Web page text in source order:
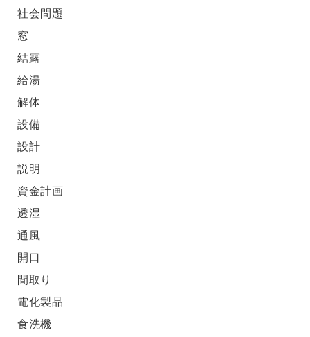
社会問題
窓
結露
給湯
解体
設備
設計
説明
資金計画
透湿
通風
開口
間取り
電化製品
食洗機